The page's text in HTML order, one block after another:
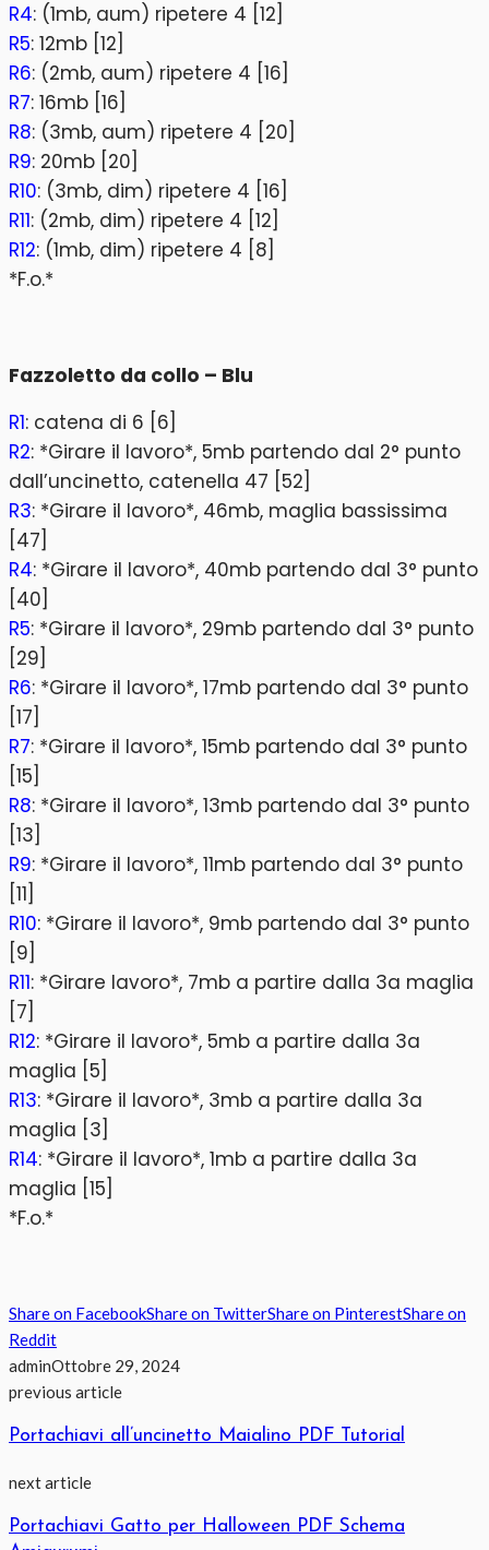
R4: (1mb, aum) ripetere 4 [12]
R5: 12mb [12]
R6: (2mb, aum) ripetere 4 [16]
R7: 16mb [16]
R8: (3mb, aum) ripetere 4 [20]
R9: 20mb [20]
R10: (3mb, dim) ripetere 4 [16]
R11: (2mb, dim) ripetere 4 [12]
R12: (1mb, dim) ripetere 4 [8]
*F.o.*
Fazzoletto da collo – Blu
R1: catena di 6 [6]
R2: *Girare il lavoro*, 5mb partendo dal 2° punto
dall’uncinetto, catenella 47 [52]
R3: *Girare il lavoro*, 46mb, maglia bassissima
[47]
R4: *Girare il lavoro*, 40mb partendo dal 3° punto
[40]
R5: *Girare il lavoro*, 29mb partendo dal 3° punto
[29]
R6: *Girare il lavoro*, 17mb partendo dal 3° punto
[17]
R7: *Girare il lavoro*, 15mb partendo dal 3° punto
[15]
R8: *Girare il lavoro*, 13mb partendo dal 3° punto
[13]
R9: *Girare il lavoro*, 11mb partendo dal 3° punto
[11]
R10: *Girare il lavoro*, 9mb partendo dal 3° punto
[9]
R11: *Girare lavoro*, 7mb a partire dalla 3a maglia
[7]
R12: *Girare il lavoro*, 5mb a partire dalla 3a
maglia [5]
R13: *Girare il lavoro*, 3mb a partire dalla 3a
maglia [3]
R14: *Girare il lavoro*, 1mb a partire dalla 3a
maglia [15]
*F.o.*
Share on FacebookShare on TwitterShare on PinterestShare on
Reddit
adminOttobre 29, 2024
previous article
Portachiavi all’uncinetto Maialino PDF Tutorial
next article
Portachiavi Gatto per Halloween PDF Schema